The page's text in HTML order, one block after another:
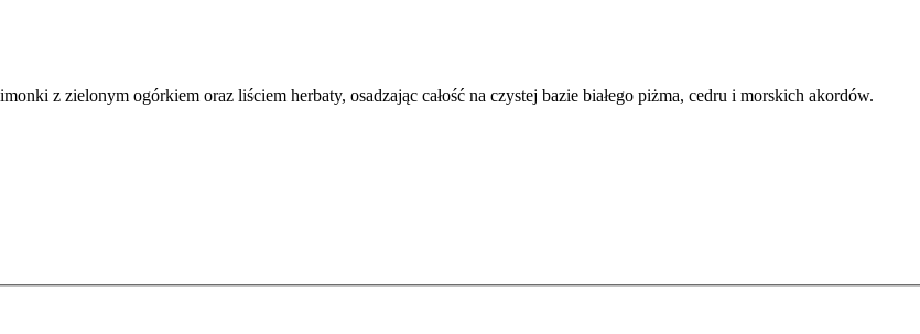
z zielonym ogórkiem oraz liściem herbaty, osadzając całość na czystej bazie białego piżma, cedru i morskich akordów.